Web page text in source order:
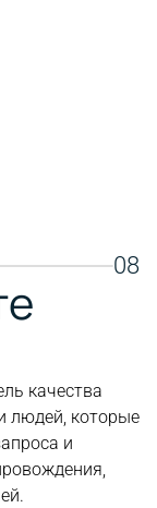
08
качества
людей, которые
и